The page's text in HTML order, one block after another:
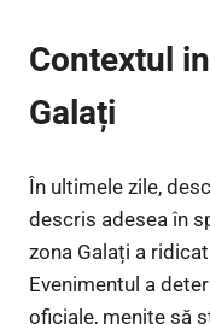
Contextul
Galați
În ultimele zile,
descris adesea în
zona Galați a
Evenimentul a
oficiale, menite să